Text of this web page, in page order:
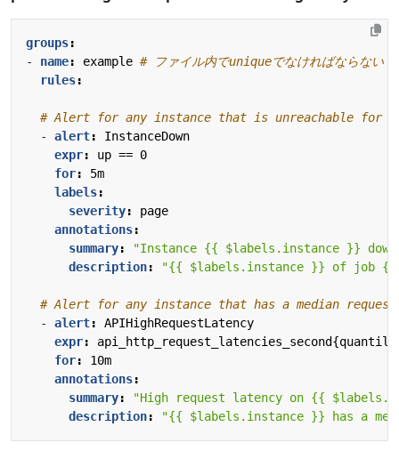
groups:
- name: example # ファイル内でuniqueでなければならない
rules:
# Alert for any instance that is unreachable for
- alert:
InstanceDown
expr:
up == 0
for:
5m
labels:
severity:
page
annotations:
summary:
"Instance {{ $labels.instance }}
description: "{{ $labels.instance }} of job {{
# Alert for any instance that has a median
- alert:
APIHighRequestLatency
expr:
for:
10m
annotations:
summary:
"High request latency on {{
description: "{{ $labels.instance }} has a